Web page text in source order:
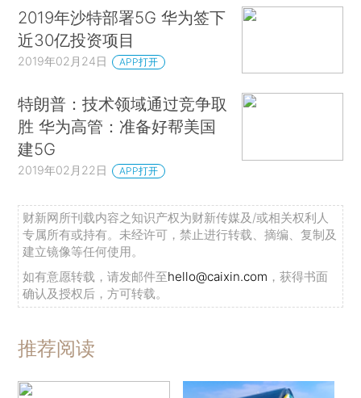
2019年沙特部署5G 华为签下
近30亿投资项目
2019年02月24日 APP打开
特朗普：技术领域通过竞争取
胜 华为高管：准备好帮美国
建5G
2019年02月22日 APP打开
财新网所刊载内容之知识产权为财新传媒及/或相关权利人
专属所有或持有。未经许可，禁止进行转载、摘编、复制及
建立镜像等任何使用。
如有意愿转载，请发邮件至hello@caixin.com ，获得书面
确认及授权后，方可转载。
推荐阅读